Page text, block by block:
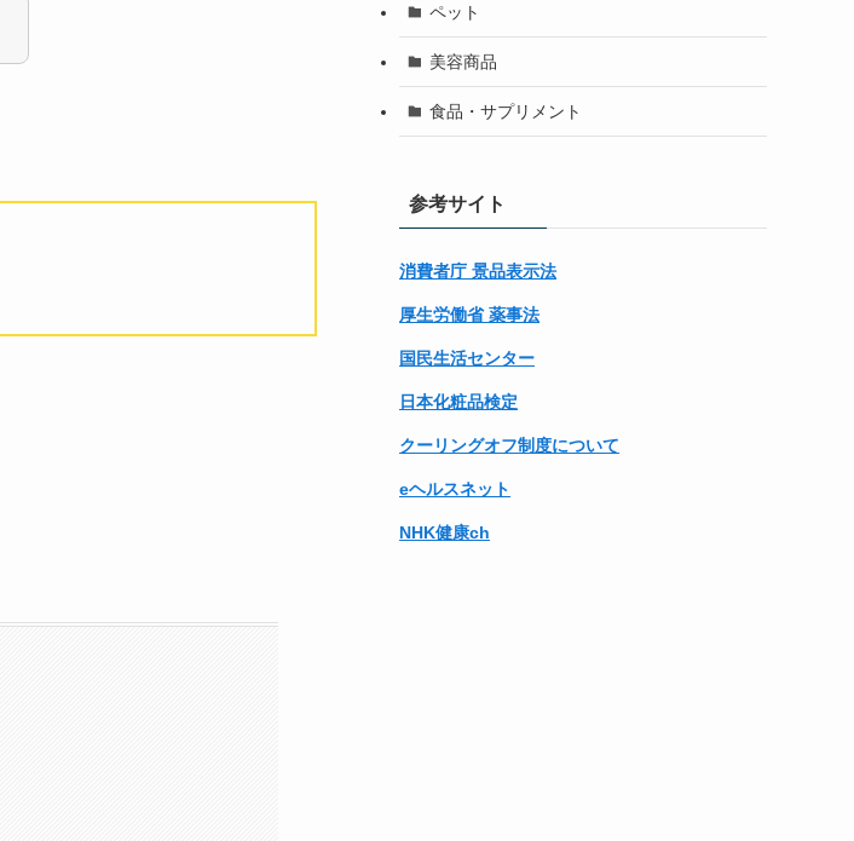
ペット
美容商品
食品・サプリメント
参考サイト
消費者庁 景品表示法
厚生労働省 薬事法
国民生活センター
日本化粧品検定
クーリングオフ制度について
eヘルスネット
NHK健康ch